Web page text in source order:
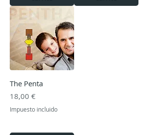
The Penta
Precio
18,00 €
Impuesto incluido